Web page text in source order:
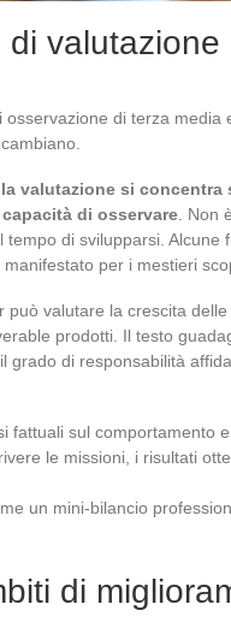
valutazione
di terza media
la valutazione si concentra
di osservare . Non
di svilupparsi. Alcune
per i mestieri
valutare la crescita
prodotti. Il testo
grado di responsabilità
sul comportamento e
le missioni, i risultati
un mini-bilancio
di